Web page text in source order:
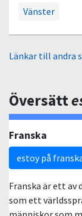
Vänster
Länkar till andra
Översätt
Franska
estoy på
Franska är ett av
som ett